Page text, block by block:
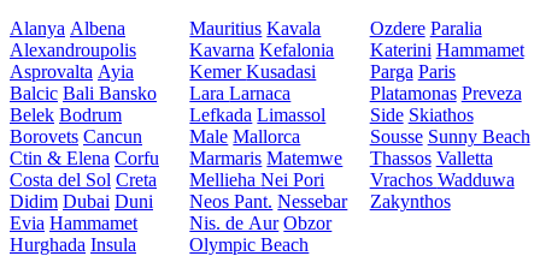
Alanya Albena
Alexandroupolis
Asprovalta Ayia
Balcic Bali Bansko
Belek Bodrum
Borovets Cancun
Ctin & Elena Corfu
Costa del Sol Creta
Didim Dubai Duni
Evia Hammamet
Hurghada Insula
Mauritius Kavala
Kavarna Kefalonia
KemerKusadasi
LaraLarnaca
Lefkada Limassol
Male Mallorca
Marmaris Matemwe
MelliehaNei Pori
Neos Pant. Nessebar
Nis. de Aur Obzor
Olympic Beach
Ozdere Paralia
Katerini Hammamet
Parga Paris
Platamonas Preveza
Side Skiathos
Sousse Sunny Beach
Thassos Valletta
Vrachos Wadduwa
Zakynthos